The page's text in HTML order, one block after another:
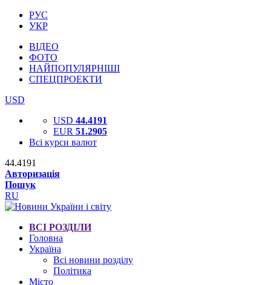
РУС
УКР
ВІДЕО
ФОТО
НАЙПОПУЛЯРНІШІ
СПЕЦПРОЕКТИ
USD
USD 44.4191
EUR 51.2905
Всі курси валют
44.4191
Авторизація
Пошук
RU
ВСІ РОЗДІЛИ
Головна
Україна
Всі новини розділу
Політика
Місто